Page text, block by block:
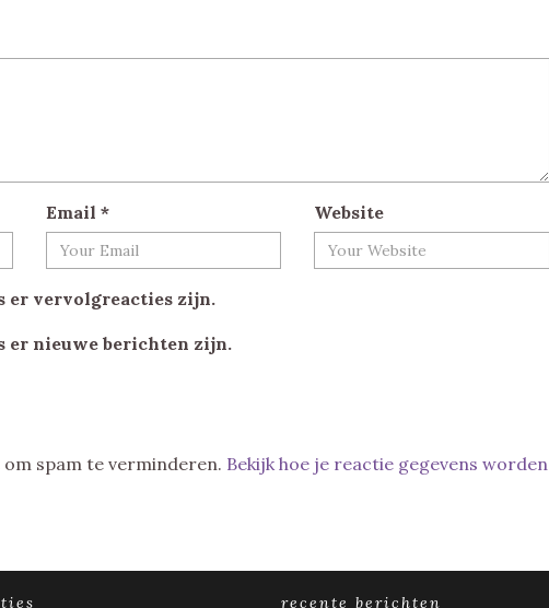
Email * Website
er vervolgreacties zijn.
er nieuwe berichten zijn.
spam te verminderen. Bekijk hoe je reactie gegevens worden
recente berichten